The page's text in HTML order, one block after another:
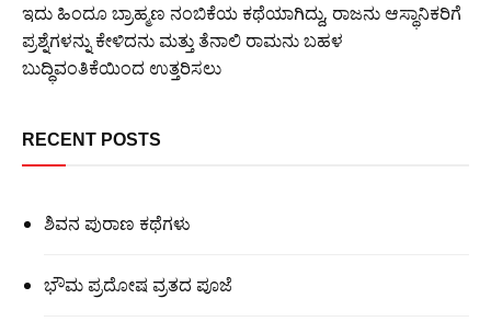
ಇದು ಹಿಂದೂ ಬ್ರಾಹ್ಮಣ ನಂಬಿಕೆಯ ಕಥೆಯಾಗಿದ್ದು, ರಾಜನು ಆಸ್ಥಾನಿಕರಿಗೆ
ಪ್ರಶ್ನೆಗಳನ್ನು ಕೇಳಿದನು ಮತ್ತು ತೆನಾಲಿ ರಾಮನು ಬಹಳ
ಬುದ್ಧಿವಂತಿಕೆಯಿಂದ ಉತ್ತರಿಸಲು
RECENT POSTS
ಶಿವನ ಪುರಾಣ ಕಥೆಗಳು
ಭೌಮ ಪ್ರದೋಷ ವ್ರತದ ಪೂಜೆ